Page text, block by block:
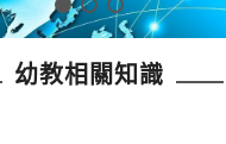
幼教相關知識